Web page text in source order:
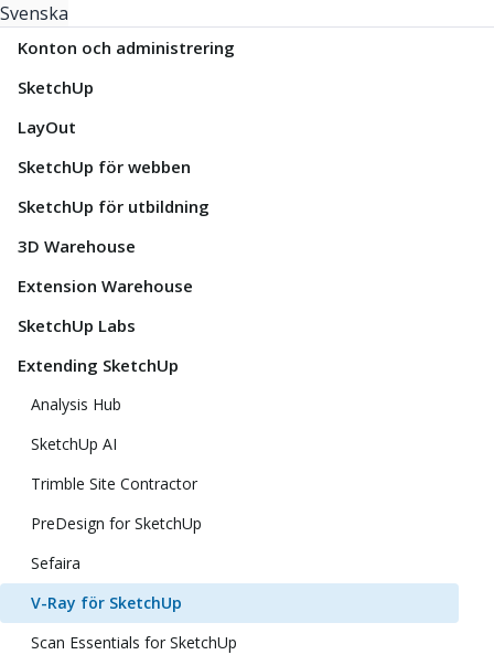
Svenska
Konton och administrering
SketchUp
LayOut
SketchUp för webben
SketchUp för utbildning
3D Warehouse
Extension Warehouse
SketchUp Labs
Extending SketchUp
Analysis Hub
SketchUp AI
Trimble Site Contractor
PreDesign for SketchUp
Sefaira
V-Ray för SketchUp
Scan Essentials for SketchUp